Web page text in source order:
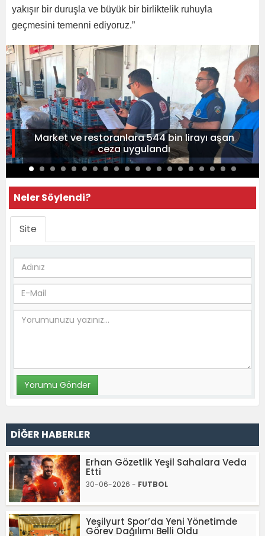
yakışır bir duruşla ve büyük bir birliktelik ruhuyla
geçmesini temenni ediyoruz.”
Market ve restoranlara 544 bin lirayı aşan
ceza uygulandı
Neler Söylendi?
Site
DİĞER HABERLER
Erhan Gözetlik Yeşil Sahalara Veda
Etti
30-06-2026 - FUTBOL
Yeşilyurt Spor’da Yeni Yönetimde
Görev Dağılımı Belli Oldu